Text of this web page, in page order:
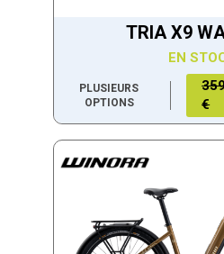
TRIA X9
EN
PLUSIEURS
OPTIONS
€